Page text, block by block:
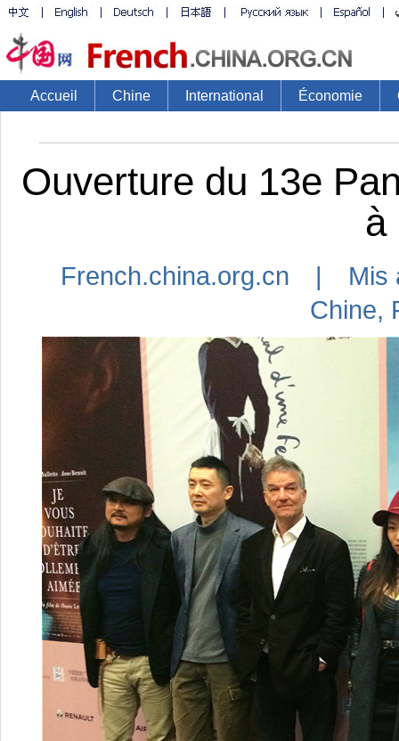
Accueil Chine International Économie
Ouverture du 13e
à
French.china.org.cn |
Chine,